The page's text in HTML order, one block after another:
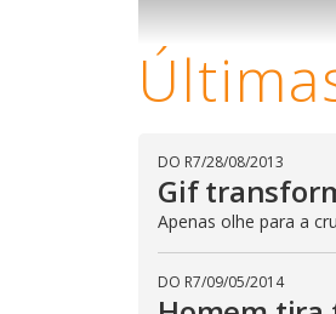
o
s
M
u
d
o
DO R7/28/08/2013
Gif
Apenas olhe para a
DO R7/09/05/2014